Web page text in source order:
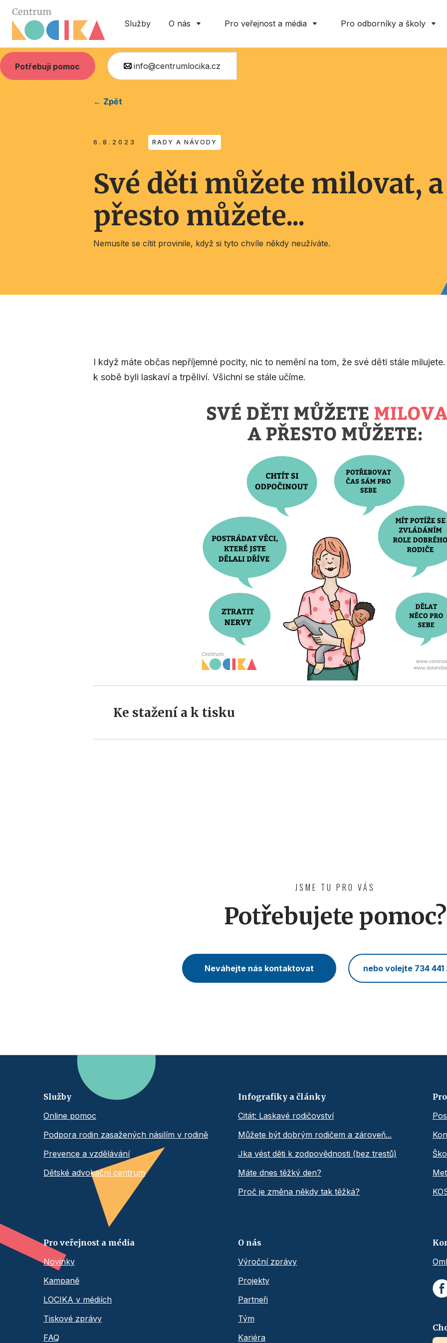
Služby O nás Pro veřejnost a média Pro odborníky a školy
Potřebuji pomoc info@centrumlocika.cz
← Zpět
6.8.2023 RADY A NÁVODY
Své děti můžete milovat, a
přesto můžete...
Nemusíte se cítit provinile, když si tyto chvíle někdy neužíváte.
I když máte občas nepříjemné pocity, nic to nemění na tom, že své děti stále
k sobě byli laskaví a trpěliví. Všichni se stále učíme.
Ke stažení a k tisku
JSME TU PRO VÁS
Potřebujete pomoc?
Neváhejte nás kontaktovat nebo volejte 734 441
Služby
Online pomoc
Podpora rodin zasažených násilím v rodině
Prevence a vzdělávání
Dětské advokační centrum
Infografiky a články
Citát: Laskavé rodičovství
Můžete být dobrým rodičem a zároveň...
Jka vést děti k zodpovědnosti (bez trestů)
Máte dnes těžký den?
Proč je změna někdy tak těžká?
Pro veřejnost a média
Novinky
Kampaně
LOCIKA v médiích
Tiskové zprávy
FAQ
O nás
Výroční zprávy
Projekty
Partneři
Tým
Kariéra